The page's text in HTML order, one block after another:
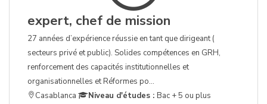
expert, chef de mission
27 années d’expérience réussie en tant que dirigeant (
secteurs privé et public). Solides compétences en GRH,
renforcement des capacités institutionnelles et
organisationnelles et Réformes po...
Casablanca
Niveau d'études : Bac + 5 ou plus